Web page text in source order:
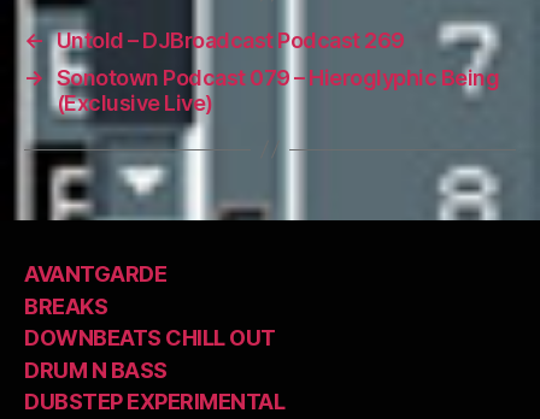
← Untold – DJBroadcast Podcast 269
→ Sonotown Podcast 079 – Hieroglyphic Being
(Exclusive Live)
AVANTGARDE
BREAKS
DOWNBEATS CHILL OUT
DRUM N BASS
DUBSTEP EXPERIMENTAL